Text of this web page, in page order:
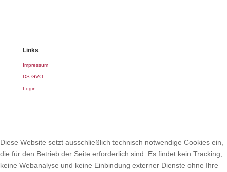
Links
Impressum
DS-GVO
Login
Diese Website setzt ausschließlich technisch notwendige Cookies ein,
die für den Betrieb der Seite erforderlich sind. Es findet kein Tracking,
keine Webanalyse und keine Einbindung externer Dienste ohne Ihre